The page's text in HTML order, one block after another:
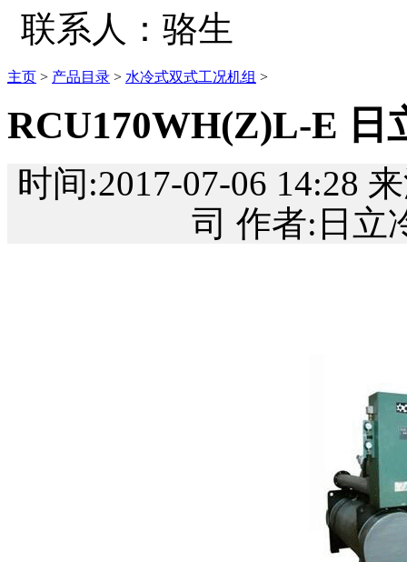
联系人：骆生
主页 > 产品目录 > 水冷式双式工况机组 >
RCU170WH(Z)L-E 日
时间:2017-07-06 14:28
司 作者:日立